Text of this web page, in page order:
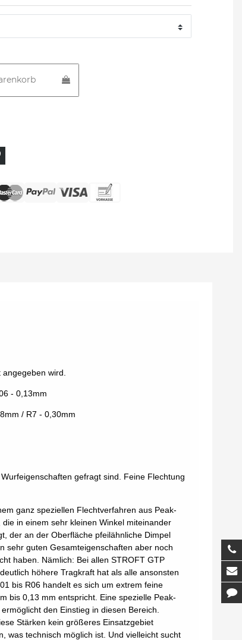
wird.
- 0,13mm
/ R7 - 0,30mm
gefragt sind. Feine Flechtung
ganz speziellen Flechtverfahren aus Peak-
in einem sehr kleinen Winkel miteinander
der an der Oberfläche pfeilähnliche Dimpel
sehr guten Gesamteigenschaften aber noch
haben. Nämlich: Bei allen STROFT GTP
höhere Tragkraft hat als alle ansonsten
bis R06 handelt es sich um extrem feine
bis 0,13 mm entspricht. Eine spezielle Peak-
den Einstieg in diesen Bereich.
Stärken kein größeres Einsatzgebiet
was technisch möglich ist. Und vielleicht sucht